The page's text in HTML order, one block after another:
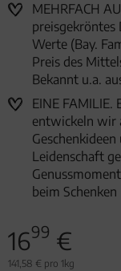
MEHRFACH
preisgekröntes
Werte (Bay.
Preis des
Bekannt u.a.
EINE FAMILIE.
entwickeln wir
Leidenschaft
beim Schenken
1699 €
141,58 € pro 1kg